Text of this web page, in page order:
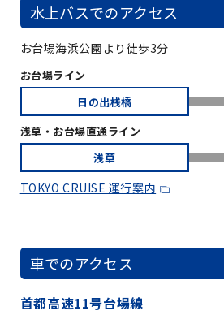
水上バスでのアクセス
お台場海浜公園より徒歩3分
お台場ライン
日の出桟橋
浅草・お台場直通ライン
浅草
TOKYO CRUISE 運行案内
車でのアクセス
首都高速11号台場線